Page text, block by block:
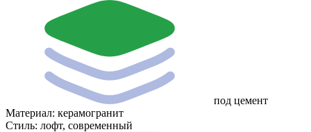
под цемент
Материал: керамогранит
Стиль: лофт, современный